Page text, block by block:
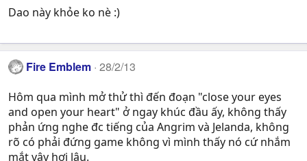
Dao này khỏe ko nè :)
Fire Emblem 28/2/13
Hôm qua mình mở thử thì đến đoạn "close your eyes
and open your heart" ở ngay khúc đầu ấy, không thấy
phản ứng nghe đc tiếng của Angrim và Jelanda, không
rõ có phải đứng game không vì mình thấy nó cứ nhắm
mắt vậy hơi lâu.